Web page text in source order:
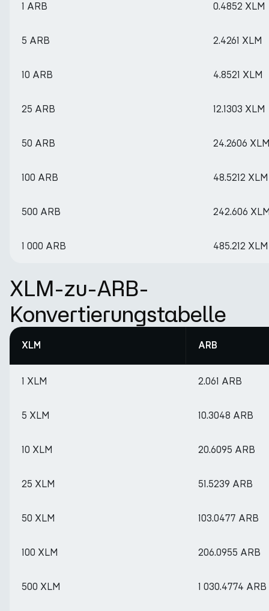
1 ARB 0.4852 XLM
5 ARB 2.4261 XLM
10 ARB 4.8521 XLM
25 ARB 12.1303 XLM
50 ARB 24.2606
100 ARB 48.5212 XLM
500 ARB 242.606
1 000 ARB 485.212 XLM
XLM-zu-ARB-
Konvertierungstabelle
XLM ARB
1 XLM 2.061 ARB
5 XLM 10.3048 ARB
10 XLM 20.6095 ARB
25 XLM 51.5239 ARB
50 XLM 103.0477 ARB
100 XLM 206.0955 ARB
500 XLM 1 030.4774 ARB